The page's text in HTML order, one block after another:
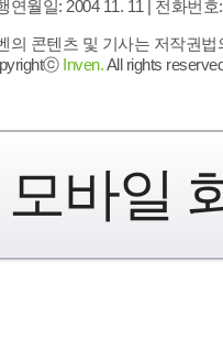
연월일: 2004 11. 11 | 전화번호
의 콘텐츠 및 기사는 저작권
Inven.All rights
모바일